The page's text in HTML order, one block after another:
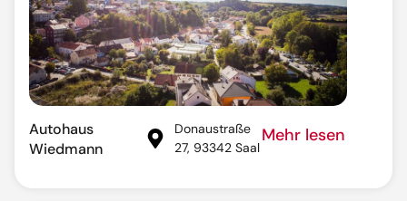
Autohaus
Wiedmann
Donaustraße
27, 93342 Saal
Mehr lesen